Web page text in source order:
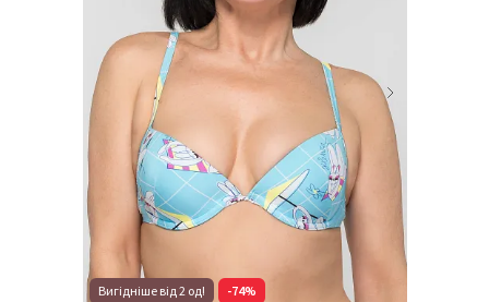
Вигідніше від 2 од! -74%